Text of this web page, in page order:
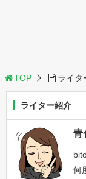
TOP ライタ
ライター紹介
青
何